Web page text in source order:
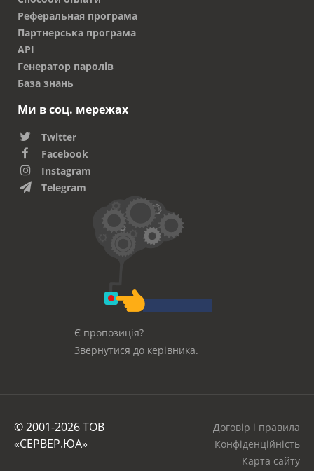
Реферальная програма
Партнерська програма
API
Генератор паролів
База знань
Ми в соц. мережах
Twitter
Facebook
Instagram
Telegram
Є пропозиція?
Звернутися до керівника.
© 2001-2026 ТОВ
«СЕРВЕР.ЮА»
Договір і правила
Конфіденційність
Карта сайту